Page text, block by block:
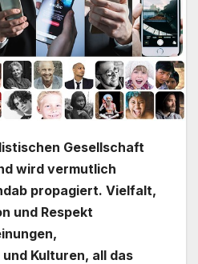
Gesellschaft
wird vermutlich
propagiert. Vielfalt,
und Respekt
Kulturen, all das